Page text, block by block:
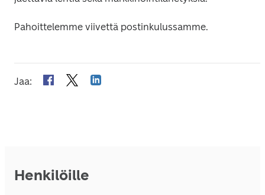
Pahoittelemme viivettä postinkulussamme.
Jaa:
Henkilöille